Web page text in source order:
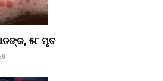
୫୮ ମୃତ